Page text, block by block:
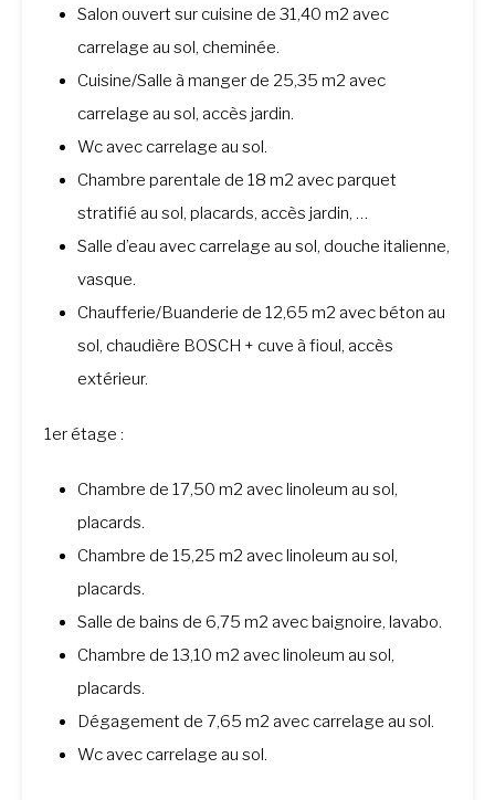
Salon ouvert sur cuisine de 31,40 m2 avec
carrelage au sol, cheminée.
Cuisine/Salle à manger de 25,35 m2 avec
carrelage au sol, accès jardin.
Wc avec carrelage au sol.
Chambre parentale de 18 m2 avec parquet
stratifié au sol, placards, accès jardin, …
Salle d’eau avec carrelage au sol, douche italienne,
vasque.
Chaufferie/Buanderie de 12,65 m2 avec béton au
sol, chaudière BOSCH + cuve à fioul, accès
extérieur.
1er étage :
Chambre de 17,50 m2 avec linoleum au sol,
placards.
Chambre de 15,25 m2 avec linoleum au sol,
placards.
Salle de bains de 6,75 m2 avec baignoire, lavabo.
Chambre de 13,10 m2 avec linoleum au sol,
placards.
Dégagement de 7,65 m2 avec carrelage au sol.
Wc avec carrelage au sol.